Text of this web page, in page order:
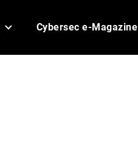
Cybersec e-Magazine